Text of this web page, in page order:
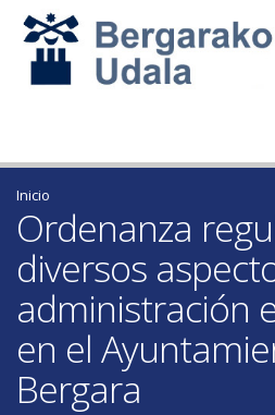
Inicio
Ordenanza
diversos
administración
en el
Bergara